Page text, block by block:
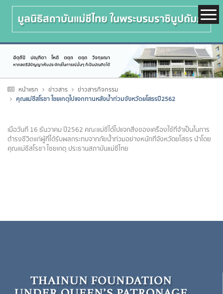
หน้าแรก ข่าวสาร
ข่าวสารกิจกรรม
คุณแม่ชีสโรชา ไชยเกตุไปแจกทานหลังน้ำท่วมจังหวัดยโสธรปี2562
เมื่อวันที่ 16 ธันวาคม ปี2562 คณะแม่ชีได้ไปแจกสิ่งของเครื่องใช้ที่จำเป็นในการ
ดำรงชีวิตแก่ผู้ที่ได้รับผลกระทบจากภัยน้ำท่วมอย่างหนักที่จังหวัดยโสธร นำโดย
คุณแม่ชีสโรชา ไชยเกตุ ประธานสถาบันแม่ชีไทย